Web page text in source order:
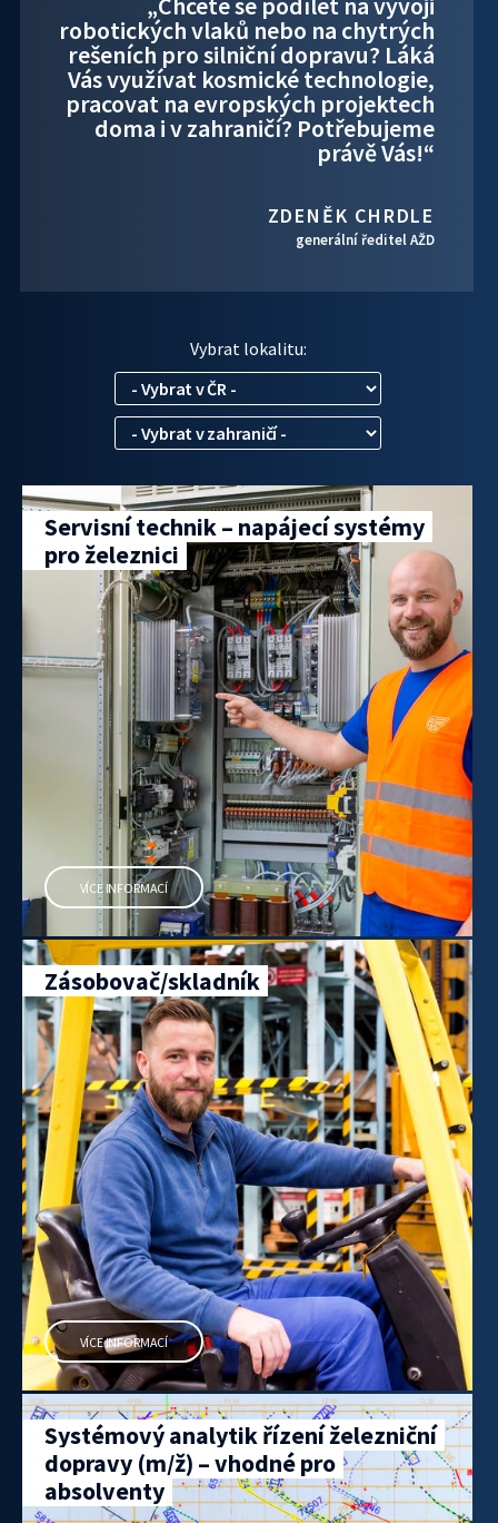
robotických vlaků nebo na chytrých
rešeních pro silniční dopravu? Láká
Vás využívat kosmické technologie,
pracovat na evropských projektech
doma i v zahraničí? Potřebujeme
právě Vás!“
ZDENĚK CHRDLE
generální ředitel AŽD
Vybrat lokalitu:
Servisní technik – napájecí systémy
pro železnici
VÍCE INFORMACÍ
Zásobovač/skladník
VÍCE INFORMACÍ
Systémový analytik řízení železniční
dopravy (m/ž) – vhodné pro
absolventy